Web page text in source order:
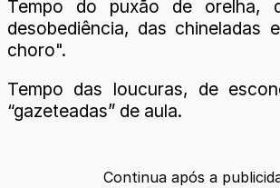
Tempo do puxão de orelha,
desobediência, das chineladas
choro".
Tempo das loucuras, de
“gazeteadas” de aula.
Continua após a